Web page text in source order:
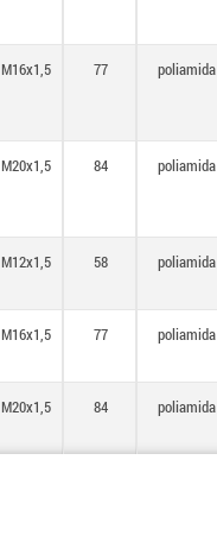
M16x1,5 77 poliamida
M20x1,5 84 poliamida
M12x1,5 58 poliamida
M16x1,5 77 poliamida
M20x1,5 84 poliamida